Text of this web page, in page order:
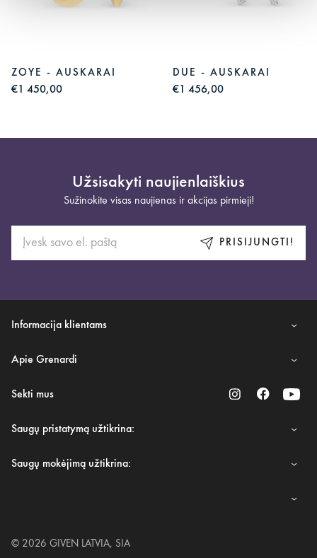
ZOYE - AUSKARAI
€1 450,00
DUE - AUSKARAI
€1 456,00
Užsisakyti naujienlaiškius
Sužinokite visas naujienas ir akcijas pirmieji!
PRISIJUNGTI!
Informacija klientams
Apie Grenardi
Sekti mus
Saugų pristatymą užtikrina:
Saugų mokėjimą užtikrina:
© 2026 GIVEN LATVIA, SIA